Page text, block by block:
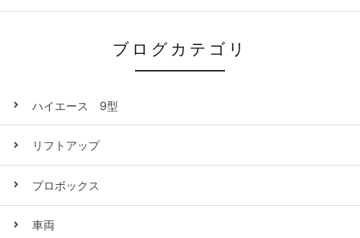
ブログカテゴリ
ハイエース 9型
リフトアップ
プロボックス
車両